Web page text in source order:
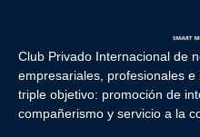
Club Privado Internacional de
empresariales, profesionales
triple objetivo: promoción de
compañerismo y servicio a la